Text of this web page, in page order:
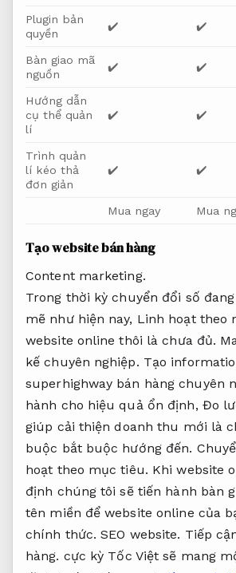
Plugin bản
quyền
✔️ ✔️
Bàn giao mã
nguồn
✔️ ✔️
Hướng dẫn
cụ thể quản
lí
✔️ ✔️
Trình quản
lí kéo thả
đơn giản
✔️ ✔️
Mua ngay Mua
Tạo website bán hàng
Content marketing.
Trong thời kỳ chuyển đổi số
mẽ như hiện nay, Linh hoạt theo
website online thôi là chưa đủ.
kế chuyên nghiệp. Tạo
superhighway bán hàng chuyên
hành cho hiệu quả ổn định, Đo
giúp cải thiện doanh thu mới là
buộc bắt buộc hướng đến.
hoạt theo mục tiêu. Khi website
định chúng tôi sẽ tiến hành bàn
tên miền để website online của
chính thức.SEO website. Tiếp
hàng. cực kỳ Tốc Việt sẽ mang